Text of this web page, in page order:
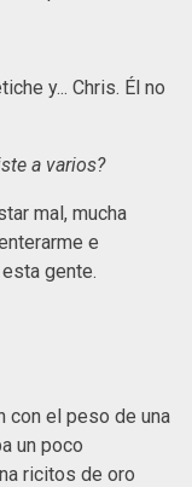
y... Chris. Él no
a varios?
mal, mucha
e
gente.
con el peso de una
un poco
ricitos de oro